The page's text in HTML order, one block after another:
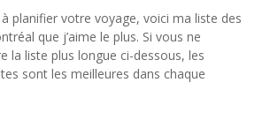
planifier votre voyage, voici ma liste des
que j’aime le plus. Si vous ne
la liste plus longue ci-dessous, les
sont les meilleures dans chaque